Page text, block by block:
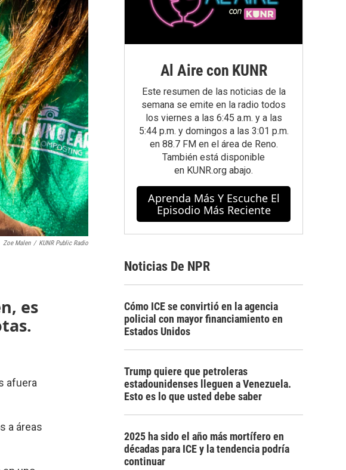
Zoe Malen / KUNR Public Radio
es
afuera
a áreas
Al Aire con KUNR
Este resumen de las noticias de la
semana se emite en la radio todos
los viernes a las 6:45 a.m. y a las
5:44 p.m. y domingos a las 3:01 p.m.
en 88.7 FM en el área de Reno.
También está disponible
en KUNR.org abajo.
Aprenda Más Y Escuche El
Episodio Más Reciente
Noticias De NPR
Cómo ICE se convirtió en la agencia
policial con mayor financiamiento en
Estados Unidos
Trump quiere que petroleras
estadounidenses lleguen a Venezuela.
Esto es lo que usted debe saber
2025 ha sido el año más mortífero en
décadas para ICE y la tendencia podría
continuar